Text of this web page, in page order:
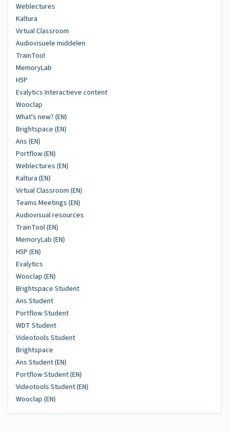
Weblectures
Kaltura
Virtual Classroom
Audiovisuele middelen
TrainTool
MemoryLab
H5P
Evalytics Interactieve content
Wooclap
What's new? (EN)
Brightspace (EN)
Ans (EN)
Portflow (EN)
Weblectures (EN)
Kaltura (EN)
Virtual Classroom (EN)
Teams Meetings (EN)
Audiovisual resources
TrainTool (EN)
MemoryLab (EN)
H5P (EN)
Evalytics
Wooclap (EN)
Brightspace Student
Ans Student
Portflow Student
WDT Student
Videotools Student
Brightspace
Ans Student (EN)
Portflow Student (EN)
Videotools Student (EN)
Wooclap (EN)